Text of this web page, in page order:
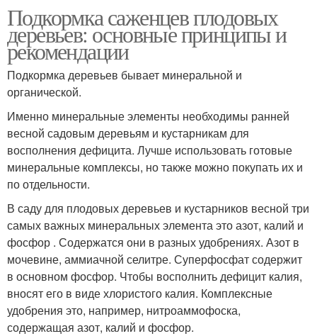
Подкормка саженцев плодовых
деревьев: основные принципы и
рекомендации
Подкормка деревьев бывает минеральной и
органической.
Именно минеральные элементы необходимы ранней
весной садовым деревьям и кустарникам для
восполнения дефицита. Лучше использовать готовые
минеральные комплексы, но также можно покупать их и
по отдельности.
В саду для плодовых деревьев и кустарников весной три
самых важных минеральных элемента это азот, калий и
фосфор . Содержатся они в разных удобрениях. Азот в
мочевине, аммиачной селитре. Суперфосфат содержит
в основном фосфор. Чтобы восполнить дефицит калия,
вносят его в виде хлористого калия. Комплексные
удобрения это, например, нитроаммофоска,
содержащая азот, калий и фосфор.